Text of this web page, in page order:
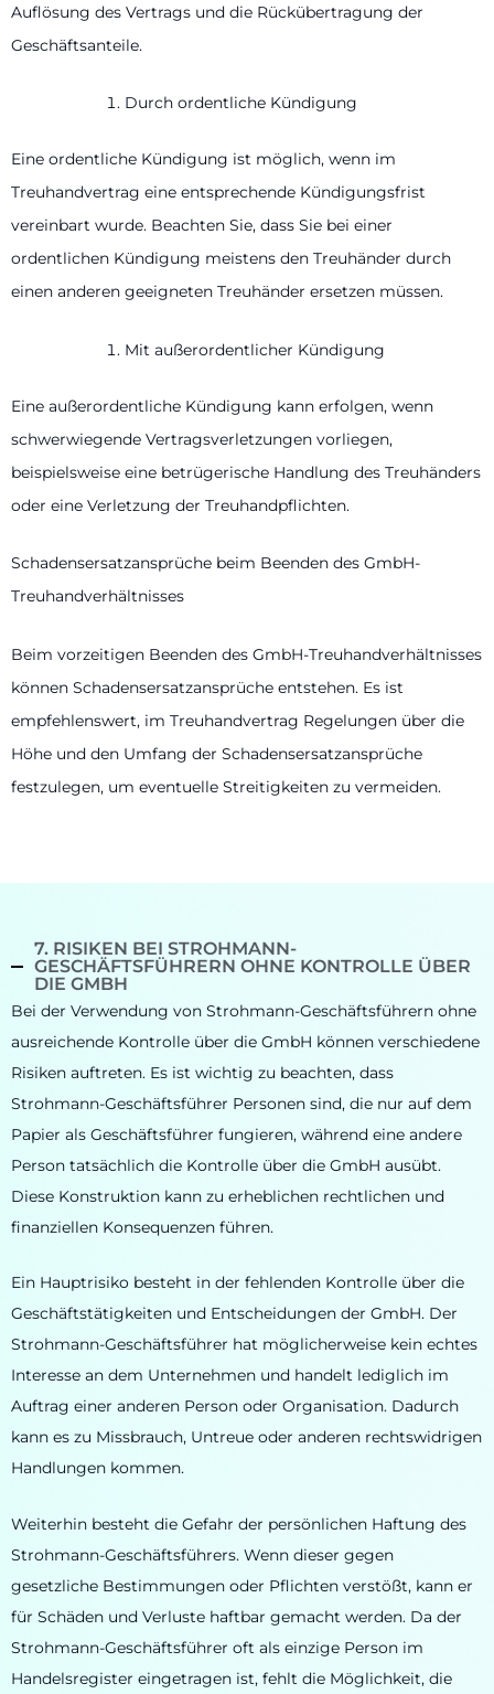
Auflösung des Vertrags und die Rückübertragung der
Geschäftsanteile.
Durch ordentliche Kündigung
Eine ordentliche Kündigung ist möglich, wenn im
Treuhandvertrag eine entsprechende Kündigungsfrist
vereinbart wurde. Beachten Sie, dass Sie bei einer
ordentlichen Kündigung meistens den Treuhänder durch
einen anderen geeigneten Treuhänder ersetzen müssen.
Mit außerordentlicher Kündigung
Eine außerordentliche Kündigung kann erfolgen, wenn
schwerwiegende Vertragsverletzungen vorliegen,
beispielsweise eine betrügerische Handlung des Treuhänders
oder eine Verletzung der Treuhandpflichten.
Schadensersatzansprüche beim Beenden des GmbH-
Treuhandverhältnisses
Beim vorzeitigen Beenden des GmbH-Treuhandverhältnisses
können Schadensersatzansprüche entstehen. Es ist
empfehlenswert, im Treuhandvertrag Regelungen über die
Höhe und den Umfang der Schadensersatzansprüche
festzulegen, um eventuelle Streitigkeiten zu vermeiden.
7. RISIKEN BEI STROHMANN-
GESCHÄFTSFÜHRERN OHNE KONTROLLE ÜBER
DIE GMBH
Bei der Verwendung von Strohmann-Geschäftsführern ohne
ausreichende Kontrolle über die GmbH können verschiedene
Risiken auftreten. Es ist wichtig zu beachten, dass
Strohmann-Geschäftsführer Personen sind, die nur auf dem
Papier als Geschäftsführer fungieren, während eine andere
Person tatsächlich die Kontrolle über die GmbH ausübt.
Diese Konstruktion kann zu erheblichen rechtlichen und
finanziellen Konsequenzen führen.
Ein Hauptrisiko besteht in der fehlenden Kontrolle über die
Geschäftstätigkeiten und Entscheidungen der GmbH. Der
Strohmann-Geschäftsführer hat möglicherweise kein echtes
Interesse an dem Unternehmen und handelt lediglich im
Auftrag einer anderen Person oder Organisation. Dadurch
kann es zu Missbrauch, Untreue oder anderen rechtswidrigen
Handlungen kommen.
Weiterhin besteht die Gefahr der persönlichen Haftung des
Strohmann-Geschäftsführers. Wenn dieser gegen
gesetzliche Bestimmungen oder Pflichten verstößt, kann er
für Schäden und Verluste haftbar gemacht werden. Da der
Strohmann-Geschäftsführer oft als einzige Person im
Handelsregister eingetragen ist, fehlt die Möglichkeit, die